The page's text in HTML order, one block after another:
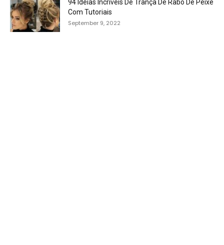
94 Idéias Incríveis De Trança De Rabo De Peixe
Com Tutoriais
September 9, 2022